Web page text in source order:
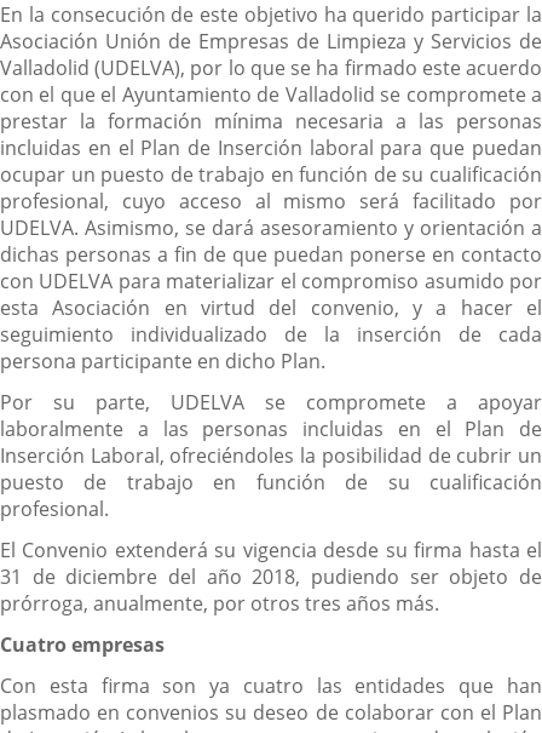
En la consecución de este objetivo ha querido participar la
Asociación Unión de Empresas de Limpieza y Servicios de
Valladolid (UDELVA), por lo que se ha firmado este acuerdo
con el que el Ayuntamiento de Valladolid se compromete a
prestar la formación mínima necesaria a las personas
incluidas en el Plan de Inserción laboral para que puedan
ocupar un puesto de trabajo en función de su cualificación
profesional, cuyo acceso al mismo será facilitado por
UDELVA. Asimismo, se dará asesoramiento y orientación a
dichas personas a fin de que puedan ponerse en contacto
con UDELVA para materializar el compromiso asumido por
esta Asociación en virtud del convenio, y a hacer el
seguimiento individualizado de la inserción de cada
persona participante en dicho Plan.
Por su parte, UDELVA se compromete a apoyar
laboralmente a las personas incluidas en el Plan de
Inserción Laboral, ofreciéndoles la posibilidad de cubrir un
puesto de trabajo en función de su cualificación
profesional.
El Convenio extenderá su vigencia desde su firma hasta el
31 de diciembre del año 2018, pudiendo ser objeto de
prórroga, anualmente, por otros tres años más.
Cuatro empresas
Con esta firma son ya cuatro las entidades que han
plasmado en convenios su deseo de colaborar con el Plan